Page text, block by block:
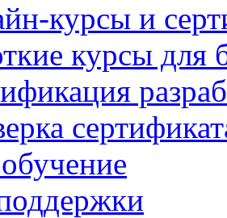
курсы и
курсы для